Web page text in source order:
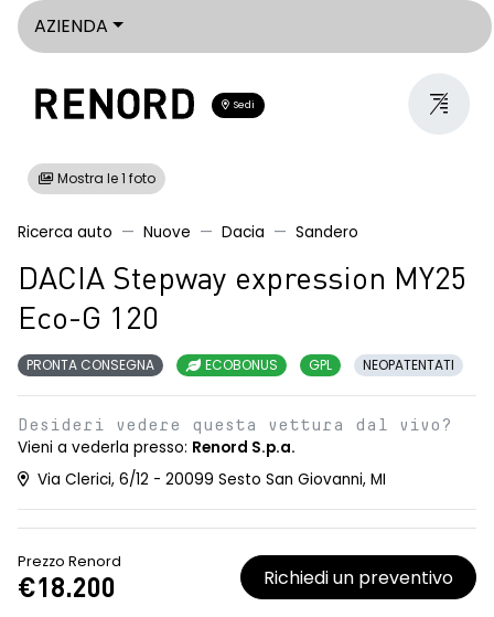
AZIENDA
Sedi
Mostra le 1 foto
Ricerca auto Nuove Dacia Sandero
DACIA Stepway expression MY25
Eco-G 120
PRONTA CONSEGNA ECOBONUS GPL NEOPATENTATI
Desideri vedere questa vettura dal vivo?
Vieni a vederla presso: Renord S.p.a.
Via Clerici, 6/12 - 20099 Sesto San Giovanni, MI
Prezzo Renord
€18.200 Richiedi un preventivo